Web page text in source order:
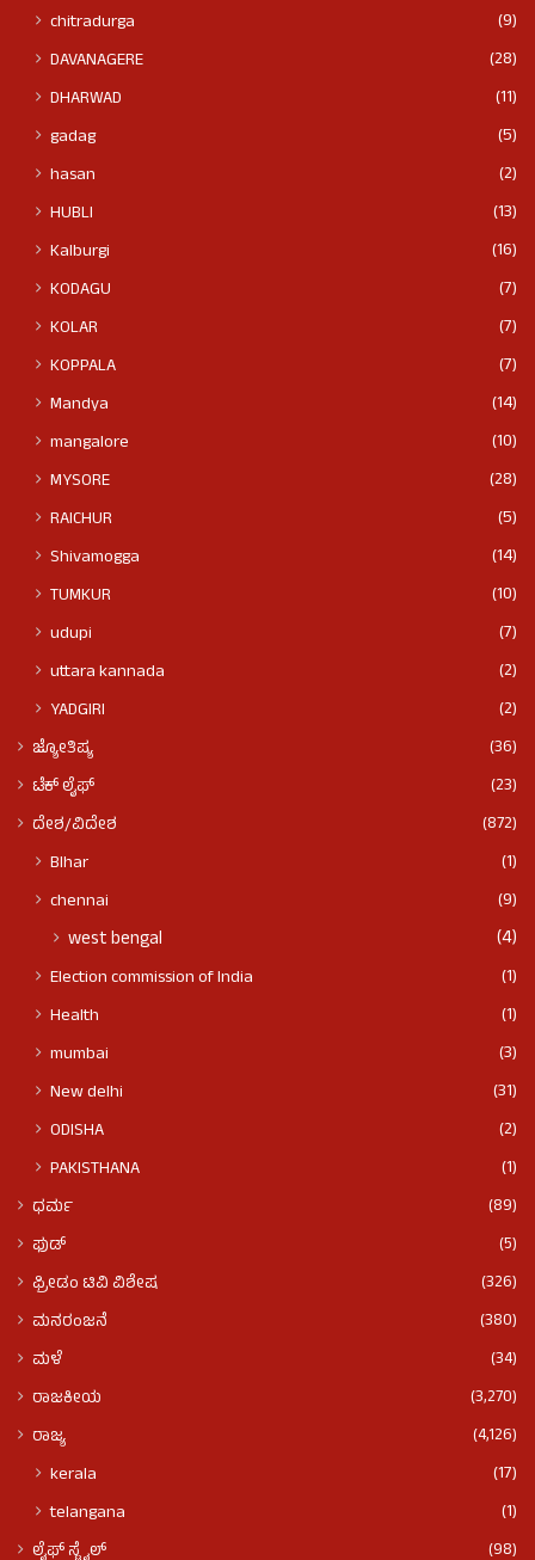
chitradurga
(9)
DAVANAGERE
(28)
DHARWAD
(11)
gadag
(5)
hasan
(2)
HUBLI
(13)
Kalburgi
(16)
KODAGU
(7)
KOLAR
(7)
KOPPALA
(7)
Mandya
(14)
mangalore
(10)
MYSORE
(28)
RAICHUR
(5)
Shivamogga
(14)
TUMKUR
(10)
udupi
(7)
uttara kannada
(2)
YADGIRI
(2)
ಜ್ಯೋತಿಷ್ಯ
(36)
ಟೆಕ್ ಲೈಫ್
(23)
ದೇಶ/ವಿದೇಶ
(872)
BIhar
(1)
chennai
(9)
west bengal (4)
Election commission of India
(1)
Health
(1)
mumbai
(3)
New delhi
(31)
ODISHA
(2)
PAKISTHANA
(1)
ಧರ್ಮ
(89)
ಫುಡ್​​
(5)
ಫ್ರೀಡಂ ಟಿವಿ ವಿಶೇಷ
(326)
ಮನರಂಜನೆ
(380)
ಮಳೆ
(34)
ರಾಜಕೀಯ
(3,270)
ರಾಜ್ಯ
(4,126)
kerala
(17)
telangana
(1)
ಲೈಫ್ ಸ್ಟೈಲ್ (98)